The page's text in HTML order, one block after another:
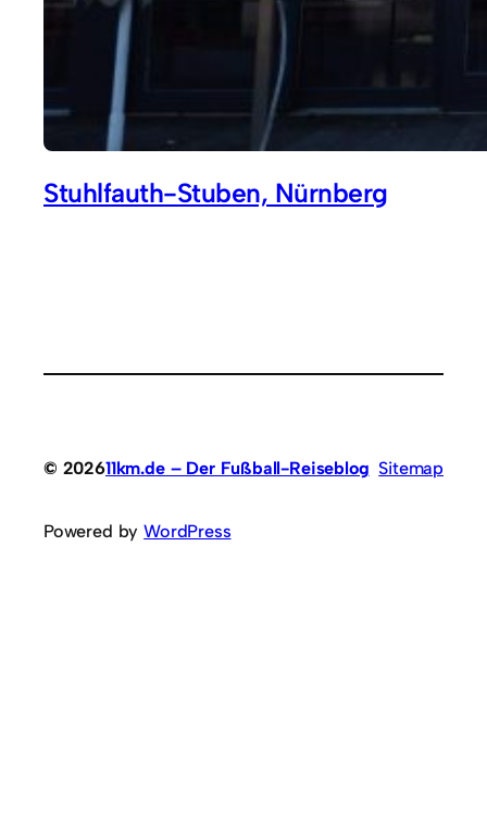
Stuhlfauth-Stuben, Nürnberg
© 202611km.de – Der Fußball-Reiseblog Sitemap
Powered byWordPress